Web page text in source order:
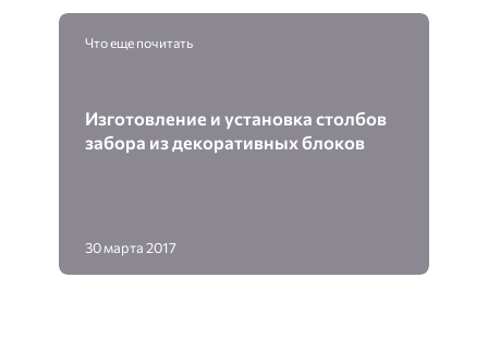
Что еще почитать
Изготовление и установка столбов
забора из декоративных блоков
30 марта 2017